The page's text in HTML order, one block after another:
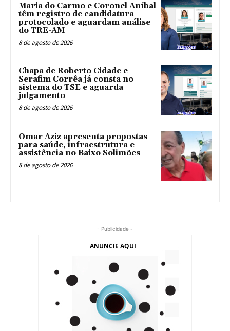
Maria do Carmo e Coronel Aníbal
têm registro de candidatura
protocolado e aguardam análise
do TRE-AM
8 de agosto de 2026
Chapa de Roberto Cidade e
Serafim Corrêa já consta no
sistema do TSE e aguarda
julgamento
8 de agosto de 2026
Omar Aziz apresenta propostas
para saúde, infraestrutura e
assistência no Baixo Solimões
8 de agosto de 2026
- Publicidade -